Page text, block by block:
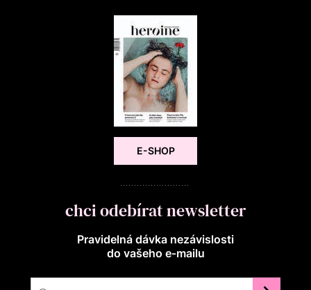
E-SHOP
chci odebírat newsletter
Pravidelná dávka nezávislosti
do vašeho e‑mailu